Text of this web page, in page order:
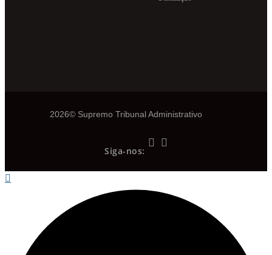
2026© Supremo Tribunal Administrativo
Siga-nos: